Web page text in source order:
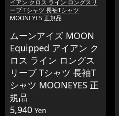
イアン クロス ライン ロングスリ
ーブ Tシャツ 長袖Tシャツ
MOONEYES 正規品
ムーンアイズ MOON
Equipped アイアン ク
ロス ライン ロングス
リーブ Tシャツ 長袖T
シャツ MOONEYES 正
規品
5,940 Yen